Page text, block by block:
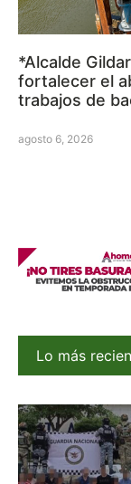
*Alcalde
fortalecer el
trabajos de
agosto 6, 2026
Lo más